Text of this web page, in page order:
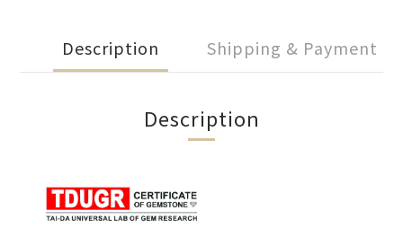
Description Shipping & Payment
Description